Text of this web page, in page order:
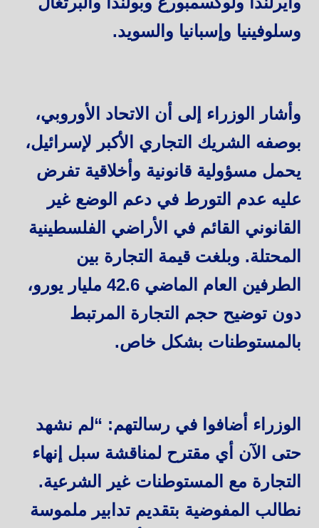
وسلوفينيا وإسبانيا والسويد.
وأشار الوزراء إلى أن الاتحاد الأوروبي،
بوصفه الشريك التجاري الأكبر لإسرائيل،
يحمل مسؤولية قانونية وأخلاقية تفرض
عليه عدم التورط في دعم الوضع غير
القانوني القائم في الأراضي الفلسطينية
المحتلة. وبلغت قيمة التجارة بين
الطرفين العام الماضي 42.6 مليار يورو،
دون توضيح حجم التجارة المرتبط
بالمستوطنات بشكل خاص.
الوزراء أضافوا في رسالتهم: “لم نشهد
حتى الآن أي مقترح لمناقشة سبل إنهاء
التجارة مع المستوطنات غير الشرعية.
نطالب المفوضية بتقديم تدابير ملموسة